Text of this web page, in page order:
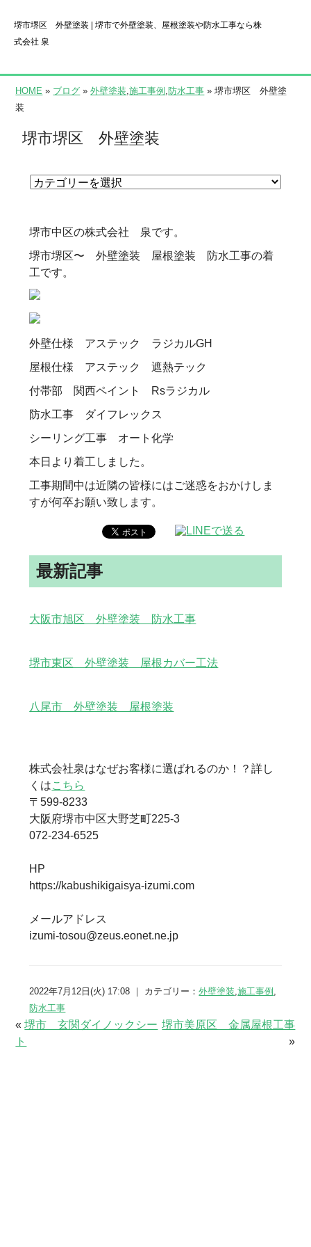
堺市堺区 外壁塗装 | 堺市で外壁塗装、屋根塗装や防水工事なら株
式会社 泉
HOME » ブログ »外壁塗装,施工事例 ,防水工事 » 堺市堺区 外壁塗
装
堺市堺区 外壁塗装
堺市中区の株式会社 泉です。
堺市堺区〜 外壁塗装 屋根塗装 防水工事の着
工です。
外壁仕様 アステック ラジカルGH
屋根仕様 アステック 遮熱テック
付帯部 関西ペイント Rsラジカル
防水工事 ダイフレックス
シーリング工事 オート化学
本日より着工しました。
工事期間中は近隣の皆様にはご迷惑をおかけしま
すが何卒お願い致します。
最新記事
大阪市旭区 外壁塗装 防水工事
堺市東区 外壁塗装 屋根カバー工法
八尾市 外壁塗装 屋根塗装
株式会社泉はなぜお客様に選ばれるのか！？詳し
くはこちら
〒599-8233
大阪府堺市中区大野芝町225-3
072-234-6525
HP
https://kabushikigaisya-izumi.com
メールアドレス
izumi-tosou@zeus.eonet.ne.jp
2022年7月12日(火) 17:08 ｜ カテゴリー：外壁塗装,施工事例 ,
防水工事
«堺市 玄関ダイノックシー
ト
堺市美原区 金属屋根工事
»